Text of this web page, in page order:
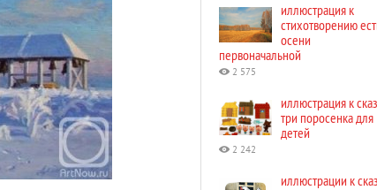
иллюстрация к
стихотворению
осени
первоначальной
2 575
иллюстрация к
три поросенка для
детей
2 242
иллюстрации к